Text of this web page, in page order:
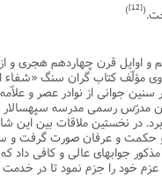
(
[12]
)
اوایل قرن چهاردهم هجرى و از
مؤلّف کتاب گران سنگ «شفاء
جوانى از نوادر عصر و
مدرّس رسمى مدرسه
نخستین ملاقات بین این
حکمت و عرفان صورت گرفت و
جوابهاى عالى و کافى داد
خود را جزم نمود تا در خدمت